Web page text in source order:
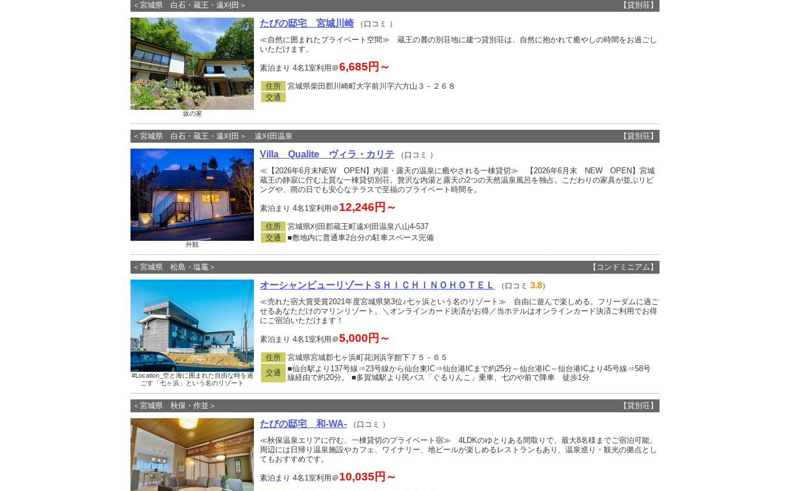
＜宮城県 白石・蔵王・遠刈田＞ 【貸別荘】
坂の家
たびの邸宅 宮城川崎 （口コミ
）
≪自然に囲まれたプライベート空間≫ 蔵王の麓の別荘地に建つ貸別荘は、自然に抱かれて癒やしの時間をお過ごし
いただけます。
素泊まり 4名1室利用＠6,685円～
住所
宮城県柴田郡川崎町大字前川字六方山３－２６８
交通
＜宮城県 白石・蔵王・遠刈田＞ 遠刈田温泉 【貸別荘】
外観
Villa Qualite ヴィラ・カリテ （口コミ
）
≪【2026年6月末NEW OPEN】内湯・露天の温泉に癒やされる一棟貸切≫ 【2026年6月末 NEW OPEN】宮城
蔵王の静寂に佇む上質な一棟貸切別荘。贅沢な内湯と露天の2つの天然温泉風呂を独占。こだわりの家具が並ぶリビ
ングや、雨の日でも安心なテラスで至福のプライベート時間を。
素泊まり 4名1室利用＠12,246円～
住所
宮城県刈田郡蔵王町遠刈田温泉八山4‐537
交通
■敷地内に普通車2台分の駐車スペース完備
＜宮城県 松島・塩竈＞ 【コンドミニアム】
#Location_空と海に囲まれた自由な時を過
ごす「七ヶ浜」という名のリゾート
オーシャンビューリゾートＳＨＩＣＨＩＮＯＨＯＴＥＬ （口コミ 3.8）
≪売れた宿大賞受賞2021年度宮城県第3位♪七ヶ浜という名のリゾート≫ 自由に遊んで楽しめる。フリーダムに過ご
せるあなただけのマリンリゾート。＼オンラインカード決済がお得／当ホテルはオンラインカード決済ご利用でお得
にご宿泊いただけます！
素泊まり 4名1室利用＠5,000円～
住所
宮城県宮城郡七ヶ浜町花渕浜字館下７５－６５
交通
■仙台駅より137号線⇒23号線から仙台東IC⇒仙台港ICまで約25分～仙台港IC～仙台港ICより45号線⇒58号
線経由で約20分。 ■多賀城駅より民バス「ぐるりんこ」乗車、七のや前で降車 徒歩1分
＜宮城県 秋保・作並＞ 【貸別荘】
たびの邸宅 和-WA- （口コミ
）
≪秋保温泉エリアに佇む、一棟貸切のプライベート宿≫ 4LDKのゆとりある間取りで、最大8名様までご宿泊可能。
周辺には日帰り温泉施設やカフェ、ワイナリー、地ビールが楽しめるレストランもあり、温泉巡り・観光の拠点とし
てもおすすめです。
素泊まり 4名1室利用＠10,035円～